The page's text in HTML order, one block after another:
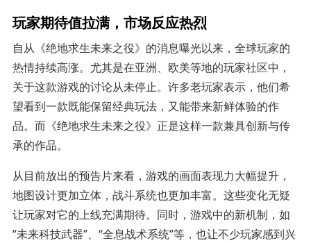
玩家期待值拉满，市场反应热烈
自从《绝地求生未来之役》的消息曝光以来，全球玩家的
热情持续高涨。尤其是在亚洲、欧美等地的玩家社区中，
关于这款游戏的讨论从未停止。许多老玩家表示，他们希
望看到一款既能保留经典玩法，又能带来新鲜体验的作
品。而《绝地求生未来之役》正是这样一款兼具创新与传
承的作品。
从目前放出的预告片来看，游戏的画面表现力大幅提升，
地图设计更加立体，战斗系统也更加丰富。这些变化无疑
让玩家对它的上线充满期待。同时，游戏中的新机制，如
“未来科技武器”、“全息战术系统”等，也让不少玩家感到兴